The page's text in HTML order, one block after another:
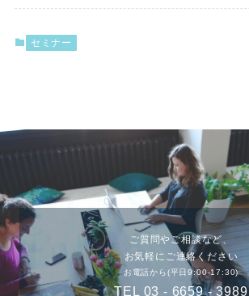
セミナー
ご質問やご相談など、
お気軽にご連絡ください
お電話から(平日9:00-17:30)
TEL 03 - 6659 - 3989